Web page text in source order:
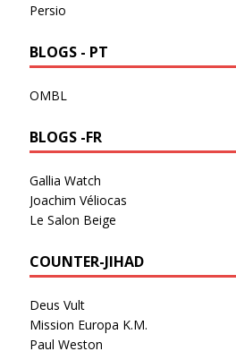
Persio
BLOGS - PT
OMBL
BLOGS -FR
Gallia Watch
Joachim Véliocas
Le Salon Beige
COUNTER-JIHAD
Deus Vult
Mission Europa K.M.
Paul Weston